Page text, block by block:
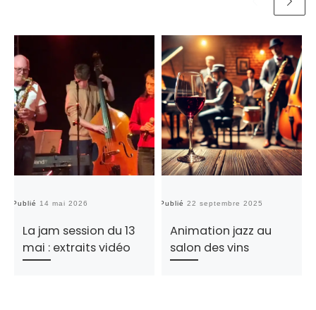
Publié 14 mai 2026
La jam session du 13
mai : extraits vidéo
Publié 22 septembre 2025
Animation jazz au
salon des vins